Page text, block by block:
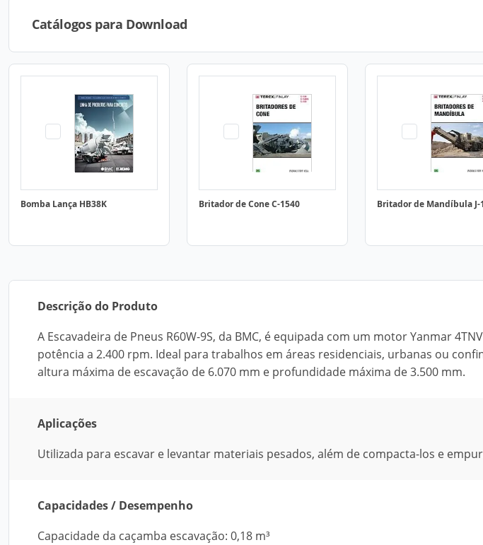
Catálogos para Download
Bomba Lança HB38K Britador de Cone C-1540 Britador de Mandíbula J-
Descrição do Produto
A Escavadeira de Pneus R60W-9S, da BMC, é equipada com um motor Yanmar
potência a 2.400 rpm. Ideal para trabalhos em áreas residenciais, urbanas ou
altura máxima de escavação de 6.070 mm e profundidade máxima de 3.500 mm.
Aplicações
Utilizada para escavar e levantar materiais pesados, além de compacta-los e
Capacidades / Desempenho
Capacidade da caçamba escavação: 0,18 m³